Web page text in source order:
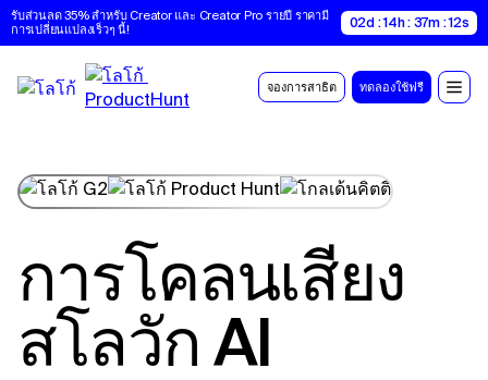
รับส่วนลด 35% สำหรับ Creator และ Creator Pro รายปี ราคามี
การเปลี่ยนแปลงเร็วๆ นี้!
02d : 14h : 37m : 11s
จองการสาธิต ทดลองใช้ฟรี
การโคลนเสียง
สโลวัก AI